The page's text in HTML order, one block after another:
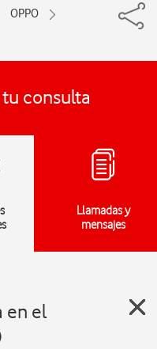
OPPO
consulta
Llamadas y
mensajes
en el